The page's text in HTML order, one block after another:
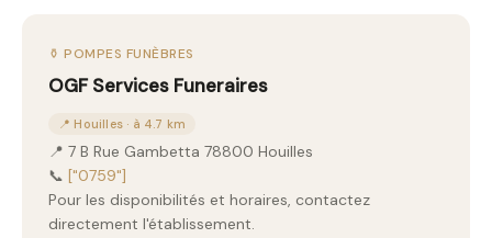
⚱️ POMPES FUNÈBRES
OGF Services Funeraires
📍 Houilles · à 4.7 km
📍 7 B Rue Gambetta 78800 Houilles
📞 ["0759"]
Pour les disponibilités et horaires, contactez
directement l'établissement.